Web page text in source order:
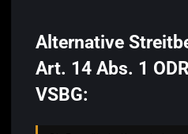
Alternative
Art. 14 Abs. 1
VSBG: